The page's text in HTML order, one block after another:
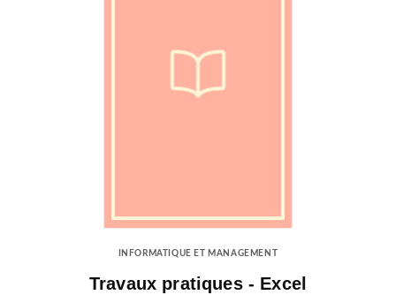
INFORMATIQUE ET MANAGEMENT
Travaux pratiques - Excel